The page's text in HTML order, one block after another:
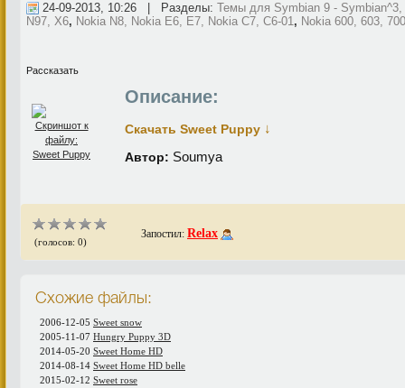
24-09-2013, 10:26 | Разделы: Темы для Symbian 9 - Symbian^3,
N97, X6, Nokia N8, Nokia E6, E7, Nokia C7, C6-01, Nokia 600, 603,
Рассказать
Описание:
Скачать Sweet Puppy ↓
Автор: Soumya
(голосов: 0)
Запостил: Relax
Схожие файлы:
2006-12-05 Sweet snow
2005-11-07 Hungry Puppy 3D
2014-05-20 Sweet Home HD
2014-08-14 Sweet Home HD belle
2015-02-12 Sweet rose